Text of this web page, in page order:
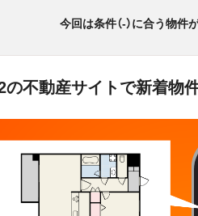
今回は条件（-）に合う物件
の不動産サイトで新着物